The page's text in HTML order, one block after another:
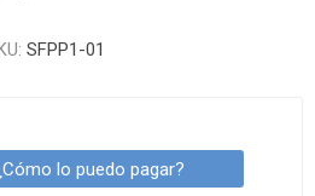
SFPP1-01
lo puedo pagar?